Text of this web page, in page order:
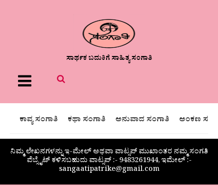
ಸಾರ್ಥಕ ಬದುಕಿಗೆ ಸಾಹಿತ್ಯ ಸಂಗಾತಿ
Menu
ಕಾವ್ಯ ಸಂಗಾತಿ ಕಥಾ ಸಂಗಾತಿ ಅನುವಾದ ಸಂಗಾತಿ ಅಂಕಣ
ನಿಮ್ಮ ಲೇಖನಗಳನ್ನು ಇ-ಮೇಲ್ ಅಥವಾ ವಾಟ್ಸಪ್ ಮುಖಾಂತರ ನಮ್ಮ ಸಂಗತಿ
ವೆಬ್ಸೈಟ್ ಕಳಿಸಬಹುದು ವಾಟ್ಸಪ್‌ :- 9483261944, ಇಮೇಲ್ :-
sangaatipatrike@gmail.com